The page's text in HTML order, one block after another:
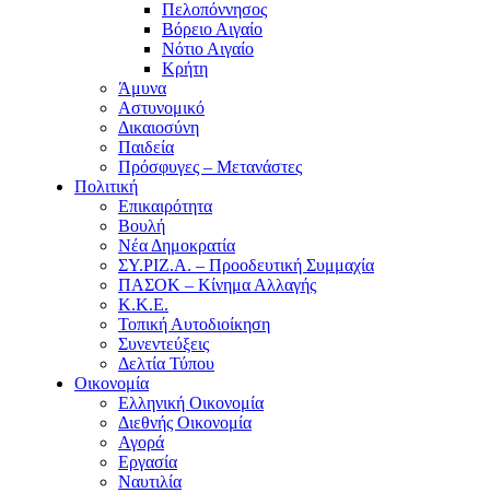
Πελοπόννησος
Βόρειο Αιγαίο
Νότιο Αιγαίο
Κρήτη
Άμυνα
Αστυνομικό
Δικαιοσύνη
Παιδεία
Πρόσφυγες – Μετανάστες
Πολιτική
Επικαιρότητα
Βουλή
Νέα Δημοκρατία
ΣΥ.ΡΙΖ.Α. – Προοδευτική Συμμαχία
ΠΑΣΟΚ – Κίνημα Αλλαγής
Κ.Κ.Ε.
Τοπική Αυτοδιοίκηση
Συνεντεύξεις
Δελτία Τύπου
Οικονομία
Ελληνική Οικονομία
Διεθνής Οικονομία
Αγορά
Εργασία
Ναυτιλία